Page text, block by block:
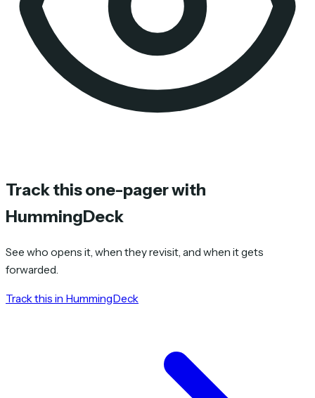
Track this one-pager with
HummingDeck
See who opens it, when they revisit, and when it gets
forwarded.
Track this in HummingDeck